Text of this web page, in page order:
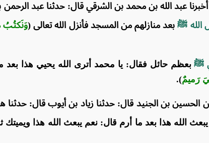
عبد الله بن محمد بن الشرقي قال: حدثنا عبد الرحمن
الله ﷺ بعد منازلهم من المسجد فأنزل الله تعالى (وَنَكتُبُ
ﷺبعظم حائل فقال: يا محمد أترى الله يحيي هذا
رَميمٌ).
بن الحسين بن الجنيد قال: حدثنا زياد بن أيوب قال:
الله هذا بعد ما أرم قال: نعم يبعث الله هذا